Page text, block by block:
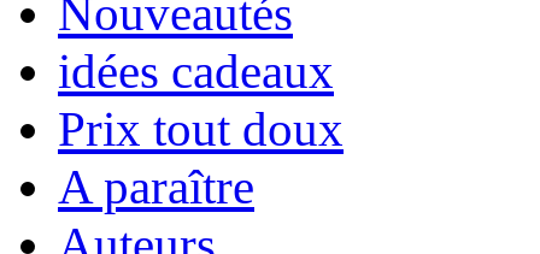
Nouveautés
idées cadeaux
Prix tout doux
A paraître